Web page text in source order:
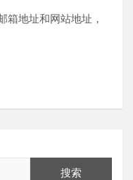
箱地址和网站地址，
搜索